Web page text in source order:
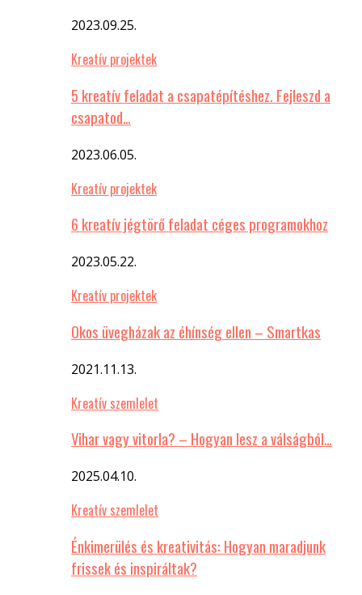
2023.09.25.
Kreatív projektek
5 kreatív feladat a csapatépítéshez. Fejleszd a
csapatod…
2023.06.05.
Kreatív projektek
6 kreatív jégtörő feladat céges programokhoz
2023.05.22.
Kreatív projektek
Okos üvegházak az éhínség ellen – Smartkas
2021.11.13.
Kreatív szemlelet
Vihar vagy vitorla? – Hogyan lesz a válságból…
2025.04.10.
Kreatív szemlelet
Énkimerülés és kreativitás: Hogyan maradjunk
frissek és inspiráltak?